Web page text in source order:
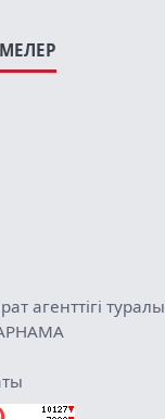
агенттігі туралы